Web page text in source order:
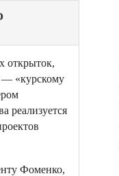
открыток,
— «курскому
реализуется
Фоменко,